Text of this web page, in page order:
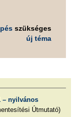
szükséges
új téma
– nyilvános
Útmutató)